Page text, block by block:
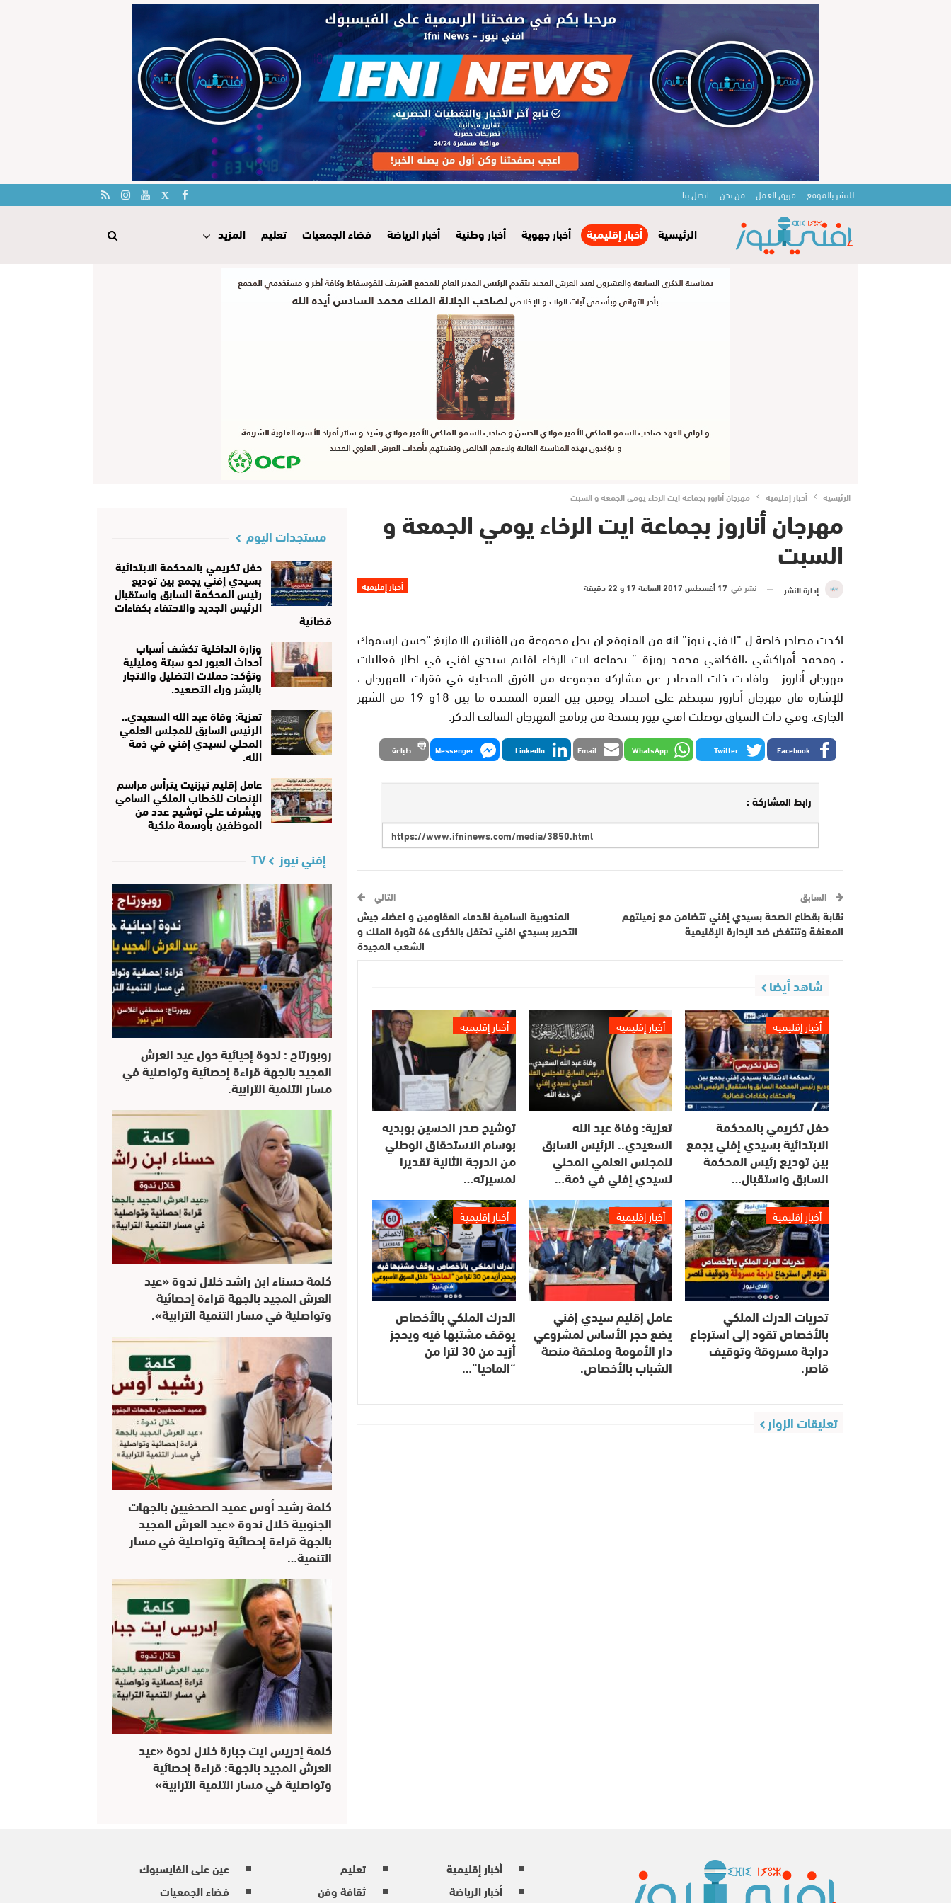
للنشر بالموقع فريق العمل من نحن اتصل بنا
الرئيسية أخبار إقليمية أخبار جهوية أخبار وطنية أخبار الرياضة فضاء الجمعيات تعليم المزيد
الرئيسية أخبار إقليمية مهرجان أناروز بجماعة ايت الرخاء يومي الجمعة و السبت
مهرجان أناروز بجماعة ايت الرخاء يومي الجمعة و
السبت
أخبار إقليمية إدارة النشر نشر في 17 أغسطس 2017 الساعة 17 و 22 دقيقة
اكدت مصادر خاصة ل “لافني نيوز” انه من المتوقع ان يحل مجموعة من الفنانين الامازيغ “حسن ارسموك
، ومحمد أمراكشي ،الفكاهي محمد رويزة ” بجماعة ايت الرخاء اقليم سيدي افني في اطار فعاليات
مهرجان أناروز . وافادت ذات المصادر عن مشاركة مجموعة من الفرق المحلية في فقرات المهرجان ،
للإشارة فان مهرجان أنـاروز سينظم على امتداد يومين بين الفترة الممتدة ما بين 18و 19 من الشهر
الجاري. وفي ذات السياق توصلت افني نيوز بنسخة من برنامج المهرجان السالف الذكر.
Facebook
Twitter
WhatsApp
Email
LinkedIn
Messenger طباعة
رابط المشاركة :
السابق
نقابة بقطاع الصحة بسيدي إفني تتضامن مع زميلتهم
المعنفة وتنتفض ضد الإدارة الإقليمية
التالي
المندوبية السامية لقدماء المقاومين و اعضاء جيش
التحرير بسيدي افني تحتفل بالذكرى 64 لثورة الملك و
الشعب المجيدة
شاهد أيضا
أخبار إقليمية
حفل تكريمي بالمحكمة
الابتدائية بسيدي إفني يجمع
بين توديع رئيس المحكمة
السابق واستقبال…
أخبار إقليمية
تعزية: وفاة عبد الله
السعيدي.. الرئيس السابق
للمجلس العلمي المحلي
لسيدي إفني في ذمة…
أخبار إقليمية
توشيح صدر الحسين بوبديه
بوسام الاستحقاق الوطني
من الدرجة الثانية تقديرا
لمسيرته…
أخبار إقليمية
تحريات الدرك الملكي
بالأخصاص تقود إلى استرجاع
دراجة مسروقة وتوقيف
قاصر.
أخبار إقليمية
عامل إقليم سيدي إفني
يضع حجر الأساس لمشروعي
دار الأمومة وملحقة منصة
الشباب بالأخصاص.
أخبار إقليمية
الدرك الملكي بالأخصاص
يوقف مشتبها فيه ويحجز
أزيد من 30 لترا من
“الماحيا”…
تعليقات الزوار
مستجدات اليوم
حفل تكريمي بالمحكمة الابتدائية
بسيدي إفني يجمع بين توديع
رئيس المحكمة السابق واستقبال
الرئيس الجديد والاحتفاء بكفاءات
قضائية
وزارة الداخلية تكشف أسباب
أحداث العبور نحو سبتة ومليلية
وتؤكد: حملات التضليل والاتجار
بالبشر وراء التصعيد.
تعزية: وفاة عبد الله السعيدي..
الرئيس السابق للمجلس العلمي
المحلي لسيدي إفني في ذمة
الله.
عامل إقليم تيزنيت يترأس مراسم
الإنصات للخطاب الملكي السامي
ويشرف على توشيح عدد من
الموظفين بأوسمة ملكية
إفني نيوز TV
روبورتاج : ندوة إحيائية حول عيد العرش
المجيد بالجهة قراءة إحصائية وتواصلية في
مسار التنمية الترابية.
كلمة حسناء ابن راشد خلال ندوة «عيد
العرش المجيد بالجهة قراءة إحصائية
وتواصلية في مسار التنمية الترابية».
كلمة رشيد أوس عميد الصحفيين بالجهات
الجنوبية خلال ندوة «عيد العرش المجيد
بالجهة قراءة إحصائية وتواصلية في مسار
التنمية…
كلمة إدريس ايت جبارة خلال ندوة «عيد
العرش المجيد بالجهة: قراءة إحصائية
وتواصلية في مسار التنمية الترابية»
أخبار إقليمية
أخبار الرياضة
تعليم
ثقافة وفن
عين على الفايسبوك
فضاء الجمعيات